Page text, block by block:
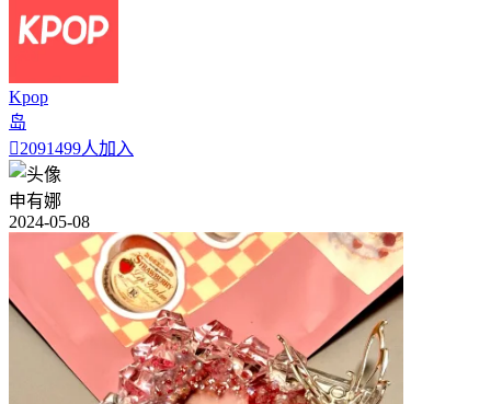
Kpop
岛
2091499人加入
申有娜
2024-05-08